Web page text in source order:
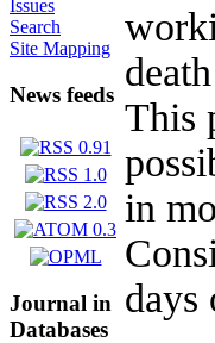
Issues
Search
Site Mapping
News feeds
Journal in
Databases
This
in
days